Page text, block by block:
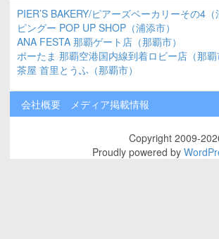
PIER’S BAKERY/ピアーズベーカリーその4（
ピングー POP UP SHOP（浦添市）
ANA FESTA 那覇ゲート店（那覇市）
ポーたま 那覇空港国内線到着ロビー店（那覇
茶屋 首里とうふ（那覇市）
会社概要 メディア掲載情報
Copyright 2009-
Proudly powered by